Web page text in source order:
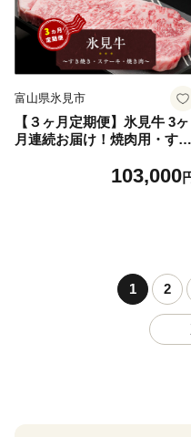
富山県氷見市
【３ヶ月定期便】氷見牛 3ヶ
月連続お届け！焼肉用・すき
103,000
1 2